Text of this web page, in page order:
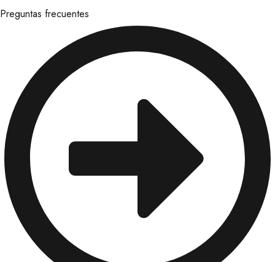
Preguntas frecuentes